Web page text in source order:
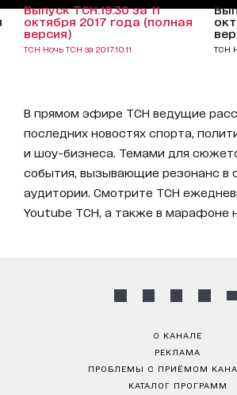
Выпуск ТСН.19:30 за 11
октября 2017 года (полная
версия)
ТСН Ночь ТСН за 2017.10.11 ТСН
В прямом эфире ТСН ведущие
последних новостях спорта,
и шоу-бизнеса. Темами для
события, вызывающие резонанс в
аудитории. Смотрите ТСН
Youtube ТСН, а также в марафоне
О КАНАЛЕ
РЕКЛАМА
ПРОБЛЕМЫ С ПРИЁМОМ
КАТАЛОГ ПРОГРАММ